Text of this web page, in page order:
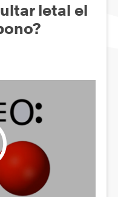
letal el